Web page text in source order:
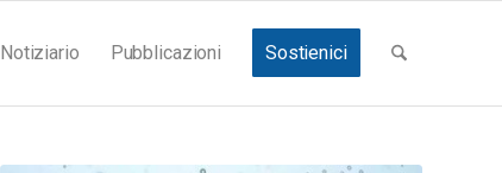
Notiziario Pubblicazioni Sostienici